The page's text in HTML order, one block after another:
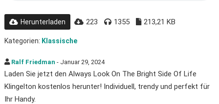
Herunterladen 223 1355 213,21 KB
Kategorien: Klassische
Ralf Friedman - Januar 29, 2024
Laden Sie jetzt den Always Look On The Bright Side Of Life
Klingelton kostenlos herunter! Individuell, trendy und perfekt für
Ihr Handy.